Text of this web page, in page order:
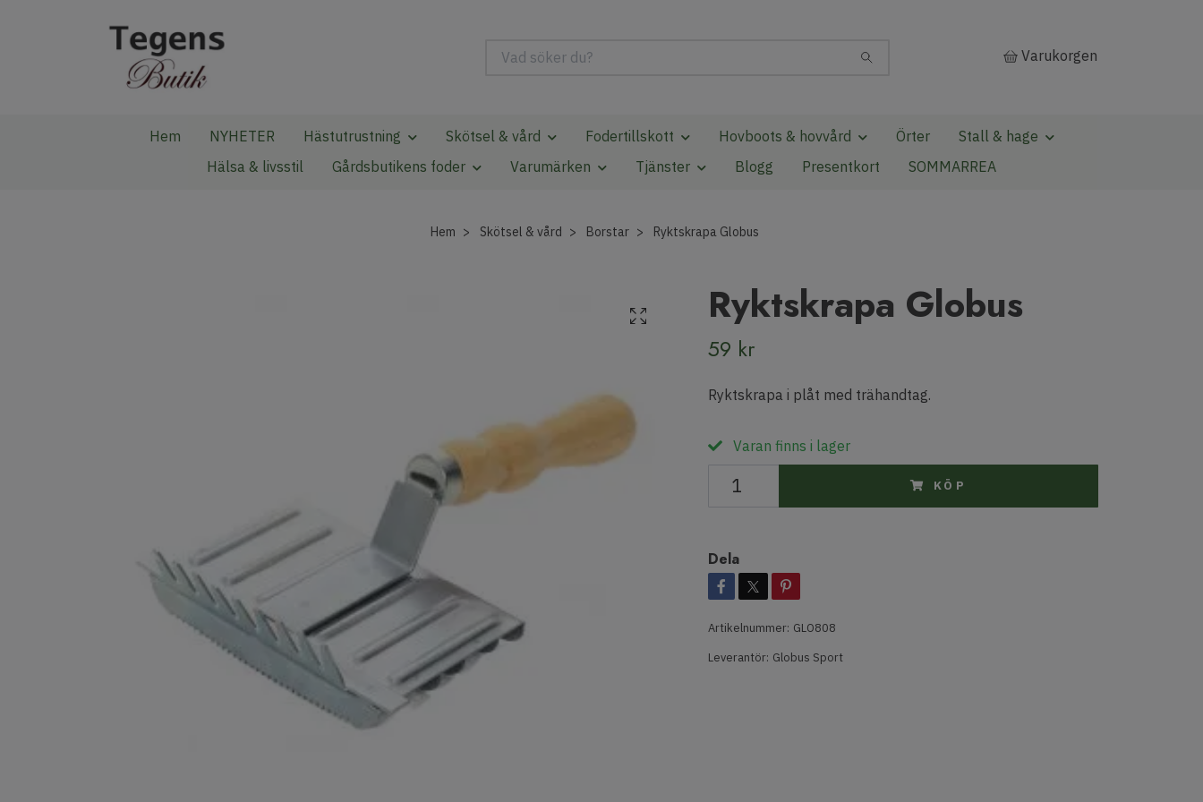
Varukorgen
Hem NYHETER Hästutrustning Skötsel & vård Fodertillskott Hovboots & hovvård Örter
Stall & hage
Hälsa & livsstil
Gårdsbutikens foder Varumärken Tjänster Blogg Presentkort SOMMARREA
Hem Skötsel & vård Borstar Ryktskrapa Globus
Ryktskrapa Globus
59 kr
Ryktskrapa i plåt med trähandtag.
Varan finns i lager
KÖP
Dela
Artikelnummer: GLO808
Leverantör: Globus Sport